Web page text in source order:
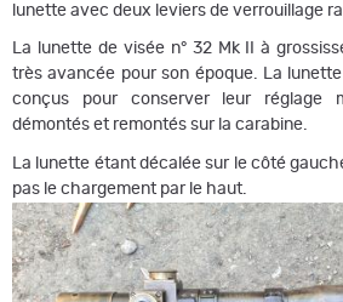
lunette avec deux leviers de verrouillage
La lunette de visée n° 32 Mk II à
très avancée pour son époque. La
conçus pour conserver leur réglage
démontés et remontés sur la carabine.
La lunette étant décalée sur le côté
pas le chargement par le haut.